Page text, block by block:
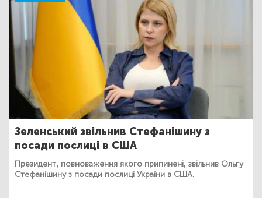
Зеленський звільнив Стефанішину з
посади послиці в США
Президент, повноваження якого припинені, звільнив Ольгу
Стефанішину з посади послиці України в США.